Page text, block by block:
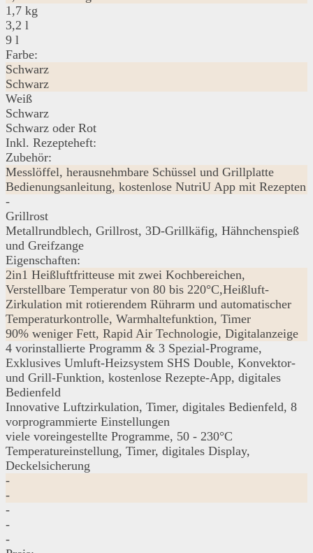
1,7 kg
3,2 l
9 l
Farbe:
Schwarz
Schwarz
Weiß
Schwarz
Schwarz oder Rot
Inkl. Rezepteheft:
Zubehör:
Messlöffel, herausnehmbare Schüssel und Grillplatte
Bedienungsanleitung, kostenlose NutriU App mit Rezepten
-
Grillrost
Metallrundblech, Grillrost, 3D-Grillkäfig, Hähnchenspieß
und Greifzange
Eigenschaften:
2in1 Heißluftfritteuse mit zwei Kochbereichen,
Verstellbare Temperatur von 80 bis 220°C,Heißluft-
Zirkulation mit rotierendem Rührarm und automatischer
Temperaturkontrolle, Warmhaltefunktion, Timer
90% weniger Fett, Rapid Air Technologie, Digitalanzeige
4 vorinstallierte Programm & 3 Spezial-Programe,
Exklusives Umluft-Heizsystem SHS Double, Konvektor-
und Grill-Funktion, kostenlose Rezepte-App, digitales
Bedienfeld
Innovative Luftzirkulation, Timer, digitales Bedienfeld, 8
vorprogrammierte Einstellungen
viele voreingestellte Programme, 50 - 230°C
Temperatureinstellung, Timer, digitales Display,
Deckelsicherung
-
-
-
-
-